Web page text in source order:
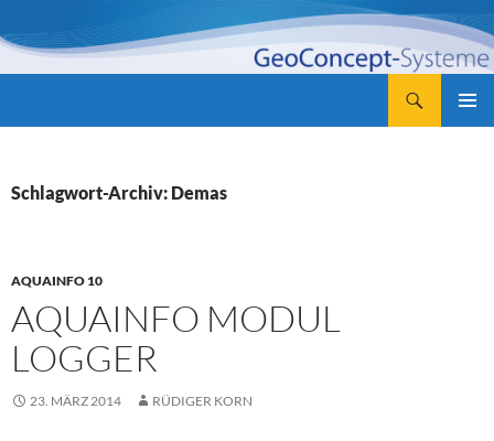
Inhalt
springen
Schlagwort-Archiv: Demas
AQUAINFO 10
AQUAINFO MODUL
LOGGER
23. MÄRZ 2014 RÜDIGER KORN